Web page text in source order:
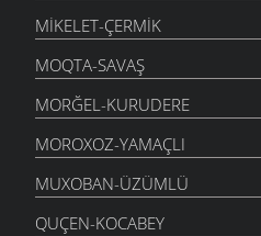
MIKELET-ÇERMIK
MOQTA-SAVAŞ
MORĞEL-KURUDERE
MOROXOZ-YAMAÇLI
MUXOBAN-ÜZÜMLÜ
QUÇEN-KOCABEY